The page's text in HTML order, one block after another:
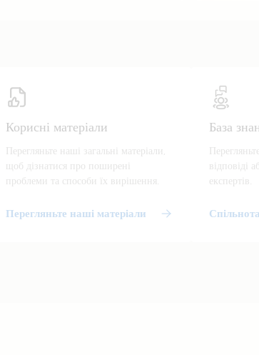
Корисні матеріали
Перегляньте наші загальні матеріали,
щоб дізнатися про поширені
проблеми та способи їх вирішення.
Перегляньте наші матеріали
База
відповіді
експертів.